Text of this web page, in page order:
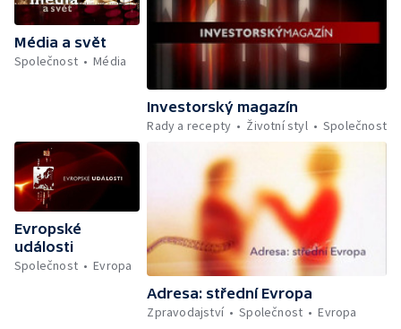
Média a svět
Společnost
Média
Investorský magazín
Rady a recepty
Životní styl Společnost
Evropské
události
Společnost
Evropa
Adresa: střední Evropa
Zpravodajství
Společnost Evropa